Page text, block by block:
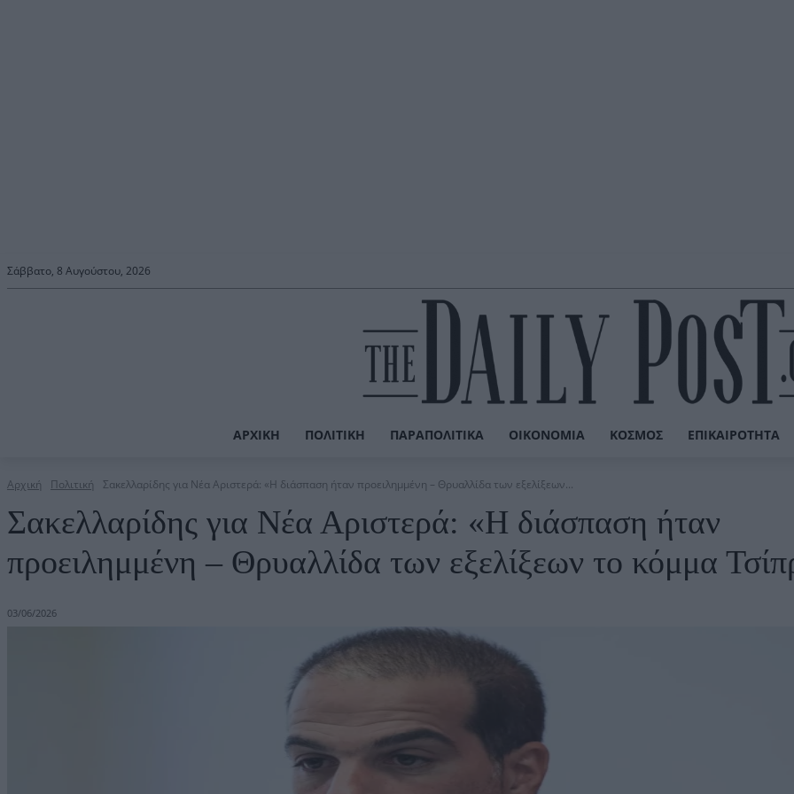
Σάββατο, 8 Αυγούστου, 2026
ΑΡΧΙΚΉ ΠΟΛΙΤΙΚΉ ΠΑΡΑΠΟΛΙΤΙΚΆ ΟΙΚΟΝΟΜΊΑ ΚΌΣΜΟΣ ΕΠΙΚΑΙΡΌΤΗΤΑ
Αρχική Πολιτική Σακελλαρίδης για Νέα Αριστερά: «Η διάσπαση ήταν προειλημμένη – Θρυαλλίδα των εξελίξεων...
Σακελλαρίδης για Νέα Αριστερά: «Η διάσπαση ήταν
προειλημμένη – Θρυαλλίδα των εξελίξεων το κόμμα
03/06/2026